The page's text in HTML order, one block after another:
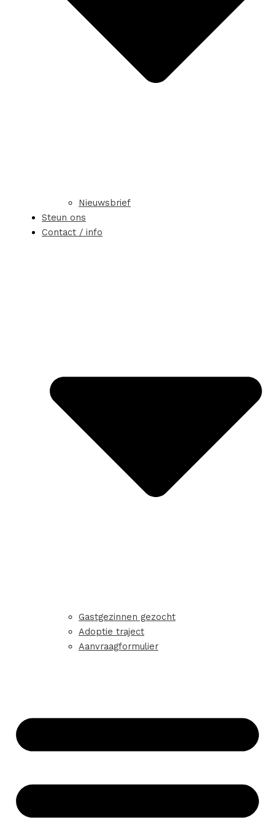
Nieuwsbrief
Steun ons
Contact / info
Gastgezinnen gezocht
Adoptie traject
Aanvraagformulier